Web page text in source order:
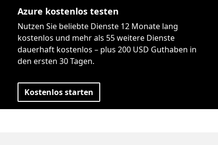
Azure kostenlos testen
Nutzen Sie beliebte Dienste 12 Monate lang
kostenlos und mehr als 55 weitere Dienste
dauerhaft kostenlos – plus 200 USD Guthaben in
den ersten 30 Tagen.
Kostenlos starten